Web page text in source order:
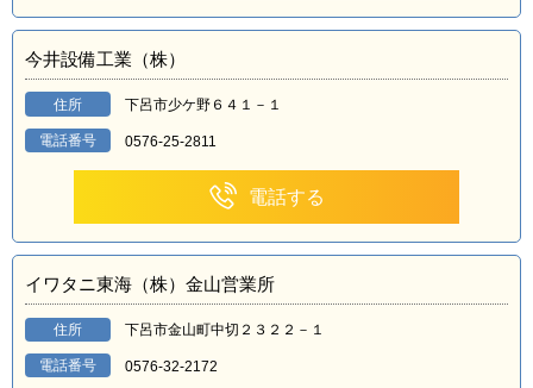
今井設備工業（株）
住所 下呂市少ケ野６４１－１
電話番号 0576-25-2811
電話する
イワタニ東海（株）金山営業所
住所 下呂市金山町中切２３２２－１
電話番号 0576-32-2172